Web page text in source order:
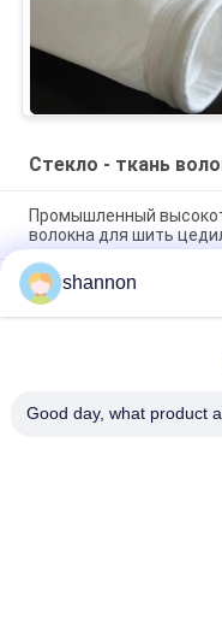
Стекло - ткань
Промышленный
волокна для шить
Стекло ткани фильтра
750gsm с PTFE покрыло
Сплетенное стекло -
волокна свободный
shannon
Good day, what product